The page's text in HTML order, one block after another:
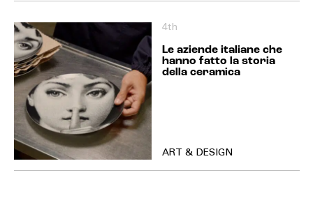
4th
Le aziende italiane che
hanno fatto la storia
della ceramica
ART & DESIGN